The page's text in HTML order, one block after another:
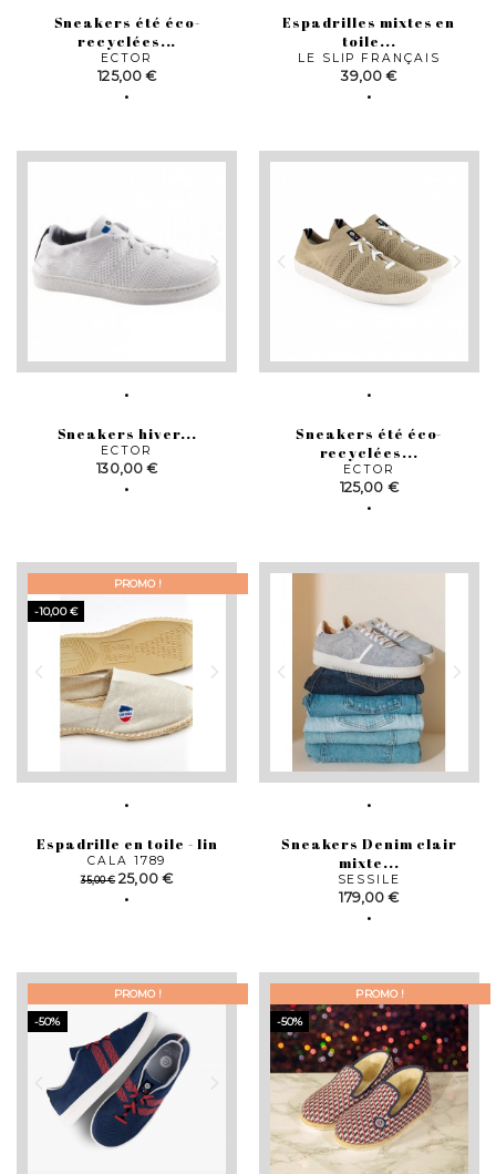
Sneakers été éco-
recyclées...
ECTOR
Prix
125,00 €
Espadrilles mixtes en
toile...
LE SLIP FRANÇAIS
Prix
39,00 €
Sneakers hiver...
ECTOR
Prix
130,00 €
Sneakers été éco-
recyclées...
ECTOR
Prix
125,00 €
Espadrille en toile - lin
CALA 1789
Prix
35,00 € Prix
25,00 €
PROMO !
-10,00 €
Sneakers Denim clair
mixte...
SESSILE
Prix
179,00 €
PROMO !
-50%
PROMO !
-50%